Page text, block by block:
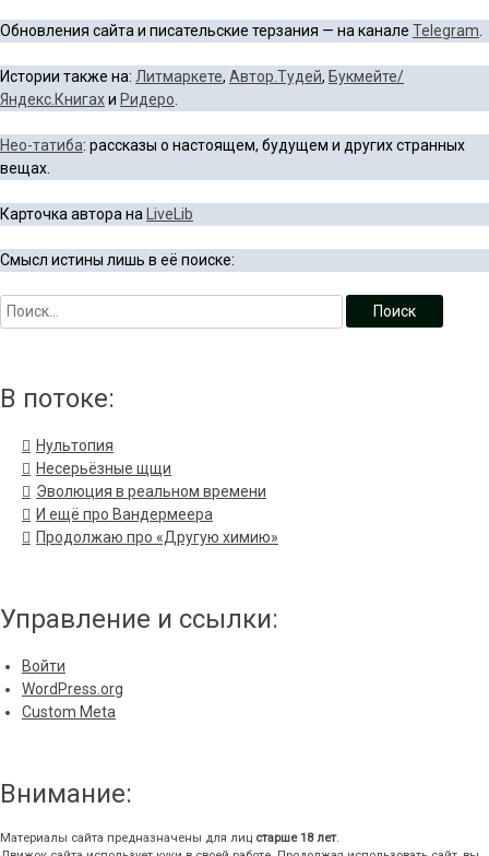
Обновления сайта и писательские терзания — на канале Telegram
Истории также на: Литмаркете, Автор.Тудей, Букмейте/
Яндекс.Книгахи Ридеро
Нео-татиба: рассказы о настоящем, будущем и других странных
вещах.
Карточка автора на LiveLib
Смысл истины лишь в её поиске:
В потоке:
Нультопия
Несерьёзные щщи
Эволюция в реальном времени
И ещё про Вандермеера
Продолжаю про «Другую химию»
Управление и ссылки:
Войти
WordPress.org
Custom Meta
Внимание:
Материалы сайта предназначены для лиц старше 18 лет.